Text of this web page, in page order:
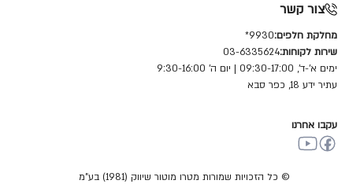
צור קשר
מחלקת חלפים:9930*
שירות לקוחות:03-6335624
ימים א'-ד', 09:30-17:00 | יום ה' 9:30-16:00
עתיר ידע 18, כפר סבא
עקבו אחרנו
© כל הזכויות שמורות מטרו מוטור שיווק (1981) בע"מ